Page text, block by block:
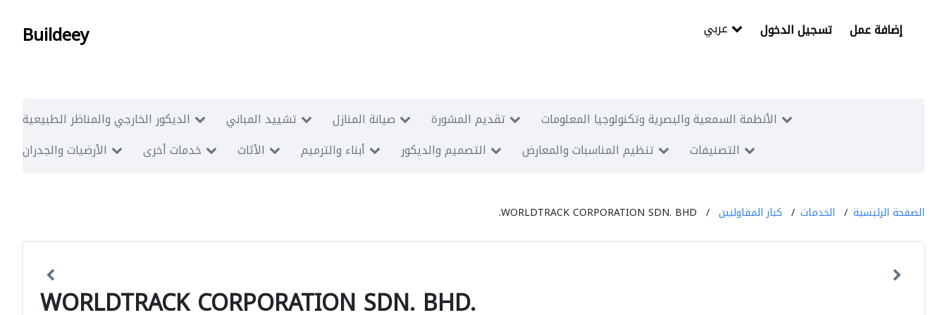
Buildeey تسجيل الدخول إضافة عمل
الديكور الخارجي والمناظر الطبيعية تشييد المباني صيانة المنازل تقديم المشورة
الأنظمة السمعية والبصرية وتكنولوجيا المعلومات
الأرضيات والجدران
خدمات أخرى الأثاث أبناء والترميم التصميم والديكور تنظيم المناسبات والمعارض التصنيفات
الصفحة الرئيسية الخدمات كبار المقاوليين WORLDTRACK CORPORATION SDN. BHD.
WORLDTRACK CORPORATION SDN. BHD.